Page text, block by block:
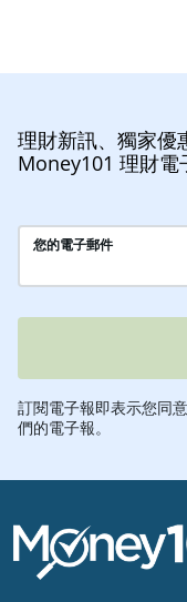
理財新訊、獨家優
Money101 理財電